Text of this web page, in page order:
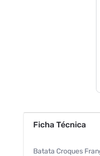
Ficha Técnica
Batata Croques